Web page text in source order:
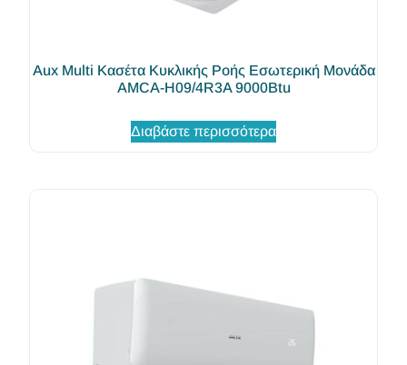
Aux Multi Κασέτα Κυκλικής Ροής Εσωτερική Μονάδα
AMCA-H09/4R3A 9000Btu
Διαβάστε περισσότερα